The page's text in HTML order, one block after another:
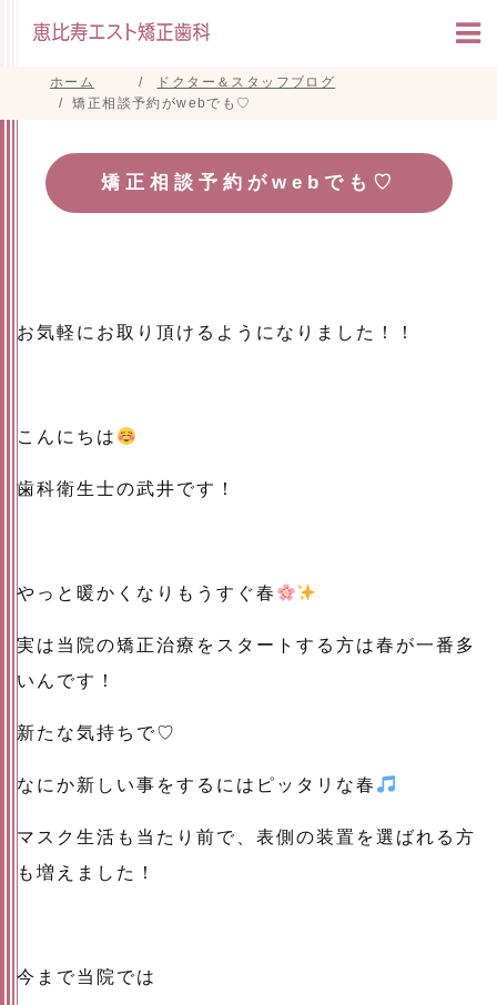
ホーム
ドクター＆スタッフブログ
矯正相談予約がwebでも♡
矯正相談予約がwebでも♡
お気軽にお取り頂けるようになりました！！
こんにちは
歯科衛生士の武井です！
やっと暖かくなりもうすぐ春
実は当院の矯正治療をスタートする方は春が一番多
いんです！
新たな気持ちで♡
なにか新しい事をするにはピッタリな春
マスク生活も当たり前で、表側の装置を選ばれる方
も増えました！
今まで当院では